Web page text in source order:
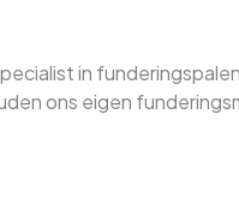
in
ons eigen